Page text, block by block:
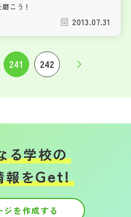
こう！
2013.07.31
241 242
る学校の
報をGet!
ジを作成する